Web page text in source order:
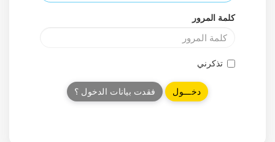
كلمة المرور
تذكرني
فقدت بيانات الدخول ؟